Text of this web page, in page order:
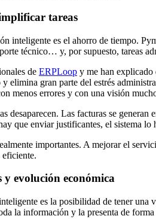
tareas
inteligente es el ahorro de tiempo.
técnico… y, por supuesto, tareas
de ERPLoop y me han explicado
elimina gran parte del estrés
menos errores y con una visión
desaparecen. Las facturas se
que enviar justificantes, el sistema
importantes. A mejorar el
eficiente.
y evolución económica
es la posibilidad de tener
la información y la presenta de